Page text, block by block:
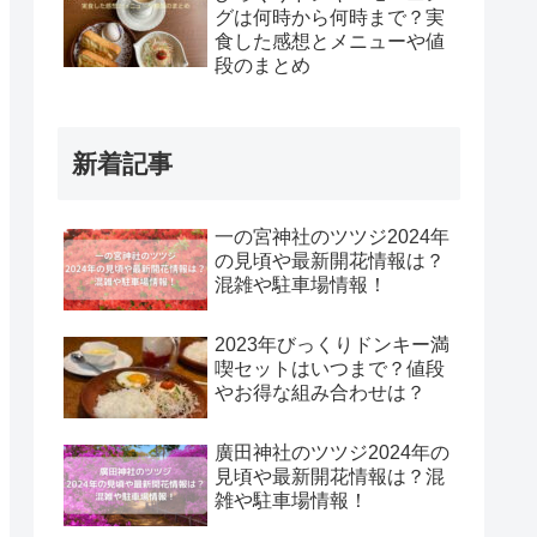
グは何時から何時まで？実
食した感想とメニューや値
段のまとめ
新着記事
一の宮神社のツツジ2024年
の見頃や最新開花情報は？
混雑や駐車場情報！
2023年びっくりドンキー満
喫セットはいつまで？値段
やお得な組み合わせは？
廣田神社のツツジ2024年の
見頃や最新開花情報は？混
雑や駐車場情報！